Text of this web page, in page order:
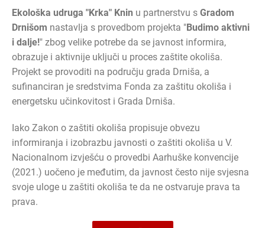
Ekološka udruga "Krka" Knin u partnerstvu s Gradom
Drnišom nastavlja s provedbom projekta "Budimo aktivni
i dalje!" zbog velike potrebe da se javnost informira,
obrazuje i aktivnije uključi u proces zaštite okoliša.
Projekt se provoditi na području grada Drniša, a
sufinanciran je sredstvima Fonda za zaštitu okoliša i
energetsku učinkovitost i Grada Drniša.
Iako Zakon o zaštiti okoliša propisuje obvezu
informiranja i izobrazbu javnosti o zaštiti okoliša u V.
Nacionalnom izvješću o provedbi Aarhuške konvencije
(2021.) uočeno je međutim, da javnost često nije svjesna
svoje uloge u zaštiti okoliša te da ne ostvaruje prava ta
prava.